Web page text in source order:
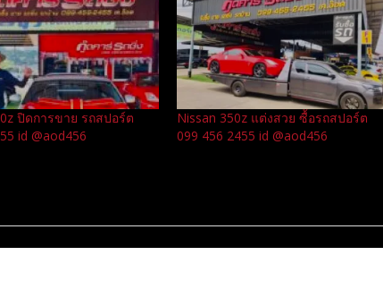
ปิดการขาย รถสปอร์ต
id @aod456
Nissan 350z แต่งสวย ซื้อรถสปอร์ต
099 456 2455 id @aod456